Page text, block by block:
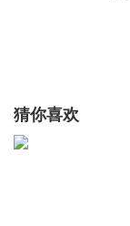
猜你喜欢